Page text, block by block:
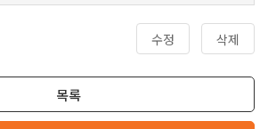
수정 삭제
목록